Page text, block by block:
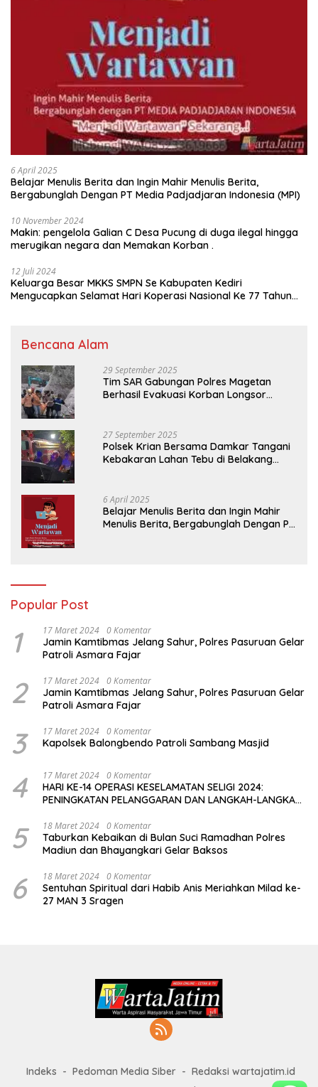
6 April 2025
Belajar Menulis Berita dan Ingin Mahir Menulis Berita,
Bergabunglah Dengan PT Media Padjadjaran Indonesia (MPI)
10 November 2024
Makin: pengelola Galian C Desa Pucung di duga ilegal hingga
merugikan negara dan Memakan Korban .
12 Juli 2024
Keluarga Besar MKKS SMPN Se Kabupaten Kediri
Mengucapkan Selamat Hari Koperasi Nasional Ke 77 Tahun
Bencana Alam
29 September 2025
Tim SAR Gabungan Polres Magetan
Berhasil Evakuasi Korban Longsor
27 September 2025
Polsek Krian Bersama Damkar Tangani
Kebakaran Lahan Tebu di Belakang
6 April 2025
Belajar Menulis Berita dan Ingin Mahir
Menulis Berita, Bergabunglah Dengan PT
Popular Post
1 17 Maret 2024 0 Komentar
Jamin Kamtibmas Jelang Sahur, Polres Pasuruan Gelar
Patroli Asmara Fajar
2 17 Maret 2024 0 Komentar
Jamin Kamtibmas Jelang Sahur, Polres Pasuruan Gelar
Patroli Asmara Fajar
3 17 Maret 2024 0 Komentar
Kapolsek Balongbendo Patroli Sambang Masjid
4 17 Maret 2024 0 Komentar
HARI KE-14 OPERASI KESELAMATAN SELIGI 2024:
PENINGKATAN PELANGGARAN DAN LANGKAH-LANGKAH
5 18 Maret 2024 0 Komentar
Taburkan Kebaikan di Bulan Suci Ramadhan Polres
Madiun dan Bhayangkari Gelar Baksos
6 18 Maret 2024 0 Komentar
Sentuhan Spiritual dari Habib Anis Meriahkan Milad ke-
27 MAN 3 Sragen
Indeks Pedoman Media Siber
Redaksi wartajatim.id